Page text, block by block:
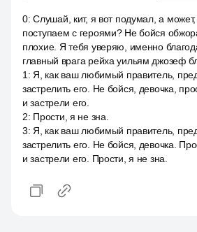
0:Слушай, кит, я вот подумал, а
поступаем с героями? Не бойся
плохие. Я тебя уверяю, именно
главный врага рейха уильям джозеф
1 : Я, как ваш любимый правитель,
застрелить его. Не бойся, девочка,
и застрели его.
2: Прости, я не зна.
3: Я, как ваш любимый правитель,
застрелить его. Не бойся, девочка.
и застрели его. Прости, я не зна.